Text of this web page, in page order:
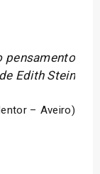
pensamento
Edith Stein
– Aveiro)